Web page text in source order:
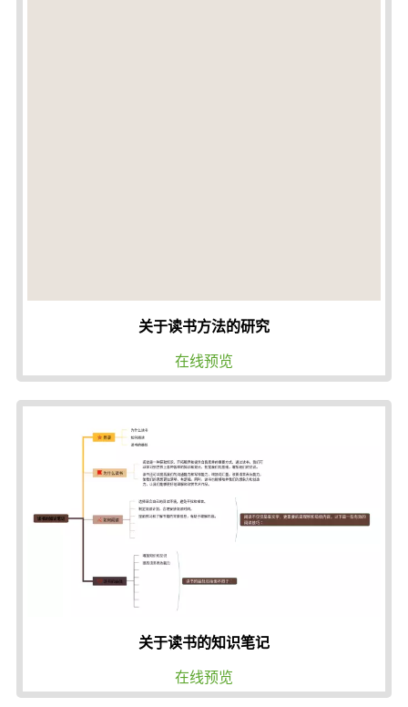
关于读书方法的研究
在线预览
关于读书的知识笔记
在线预览